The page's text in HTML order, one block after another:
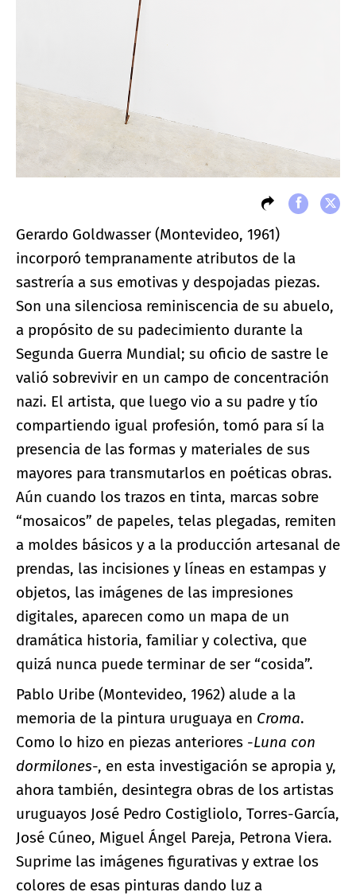
Gerardo Goldwasser (Montevideo, 1961)
incorporó tempranamente atributos de la
sastrería a sus emotivas y despojadas piezas.
Son una silenciosa reminiscencia de su abuelo,
a propósito de su padecimiento durante la
Segunda Guerra Mundial; su oficio de sastre le
valió sobrevivir en un campo de concentración
nazi. El artista, que luego vio a su padre y tío
compartiendo igual profesión, tomó para sí la
presencia de las formas y materiales de sus
mayores para transmutarlos en poéticas obras.
Aún cuando los trazos en tinta, marcas sobre
“mosaicos” de papeles, telas plegadas, remiten
a moldes básicos y a la producción artesanal de
prendas, las incisiones y líneas en estampas y
objetos, las imágenes de las impresiones
digitales, aparecen como un mapa de un
dramática historia, familiar y colectiva, que
quizá nunca puede terminar de ser “cosida”.
Pablo Uribe (Montevideo, 1962) alude a la
memoria de la pintura uruguaya en Croma.
Como lo hizo en piezas anteriores -Luna con
dormilones-, en esta investigación se apropia y,
ahora también, desintegra obras de los artistas
uruguayos José Pedro Costigliolo, Torres-García,
José Cúneo, Miguel Ángel Pareja, Petrona Viera.
Suprime las imágenes figurativas y extrae los
colores de esas pinturas dando luz a